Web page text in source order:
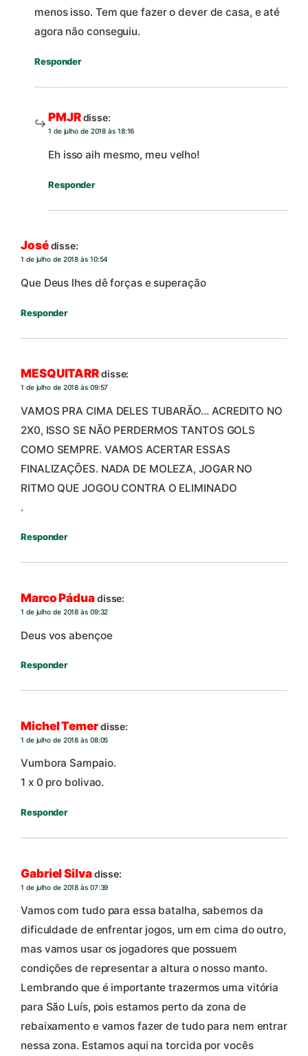
menos isso. Tem que fazer o dever de casa, e até
agora não conseguiu.
Responder
PMJRdisse:
1 de julho de 2018 às 18:16
Eh isso aih mesmo, meu velho!
Responder
Josédisse:
1 de julho de 2018 às 10:54
Que Deus lhes dê forças e superação
Responder
MESQUITARRdisse:
1 de julho de 2018 às 09:57
VAMOS PRA CIMA DELES TUBARÃO… ACREDITO NO
2X0, ISSO SE NÃO PERDERMOS TANTOS GOLS
COMO SEMPRE. VAMOS ACERTAR ESSAS
FINALIZAÇÕES. NADA DE MOLEZA, JOGAR NO
RITMO QUE JOGOU CONTRA O ELIMINADO
.
Responder
Marco Páduadisse:
1 de julho de 2018 às 09:32
Deus vos abençoe
Responder
Michel Temerdisse:
1 de julho de 2018 às 08:05
Vumbora Sampaio.
1 x 0 pro bolivao.
Responder
Gabriel Silvadisse:
1 de julho de 2018 às 07:39
Vamos com tudo para essa batalha, sabemos da
dificuldade de enfrentar jogos, um em cima do outro,
mas vamos usar os jogadores que possuem
condições de representar a altura o nosso manto.
Lembrando que é importante trazermos uma vitória
para São Luís, pois estamos perto da zona de
rebaixamento e vamos fazer de tudo para nem entrar
nessa zona. Estamos aqui na torcida por vocês